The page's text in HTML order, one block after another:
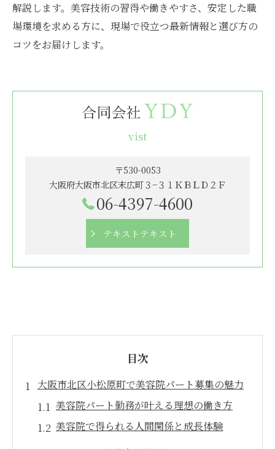
解説します。美容技術の習得や働きやすさ、安定した職
場環境を求める方に、現場で役立つ最新情報と選び方の
コツをお届けします。
vist
〒530-0053
大阪府大阪市北区末広町３−３１ＫＢＬＤ２Ｆ
06-4397-4600
テキストテキスト
目次
大阪市北区小松原町で美容院パート募集の魅力
美容院パート勤務が叶える理想の働き方
美容院で得られる人間関係と成長体験